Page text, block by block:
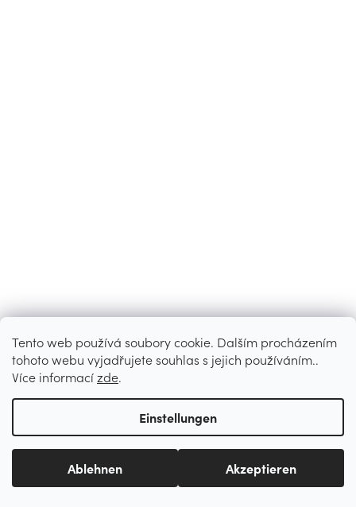
Tento web používá soubory cookie. Dalším procházením
tohoto webu vyjadřujete souhlas s jejich používáním..
Více informacízde.
Einstellungen
Ablehnen Akzeptieren